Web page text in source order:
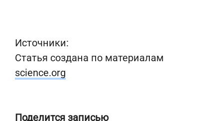
Источники:
Статья создана по материалам
science.org
Поделится записью